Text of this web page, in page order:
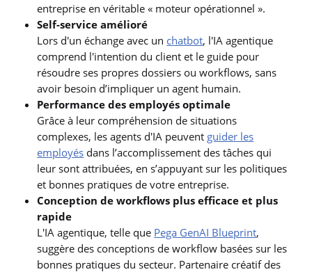
entreprise en véritable « moteur opérationnel ».
Self-service amélioré
Lors d'un échange avec un chatbot, l'IA agentique
comprend l'intention du client et le guide pour
résoudre ses propres dossiers ou workflows, sans
avoir besoin d’impliquer un agent humain.
Performance des employés optimale
Grâce à leur compréhension de situations
complexes, les agents d'IA peuvent guider les
employés dans l’accomplissement des tâches qui
leur sont attribuées, en s’appuyant sur les politiques
et bonnes pratiques de votre entreprise.
Conception de workflows plus efficace et plus
rapide
L'IA agentique, telle que Pega GenAI Blueprint,
suggère des conceptions de workflow basées sur les
bonnes pratiques du secteur. Partenaire créatif des